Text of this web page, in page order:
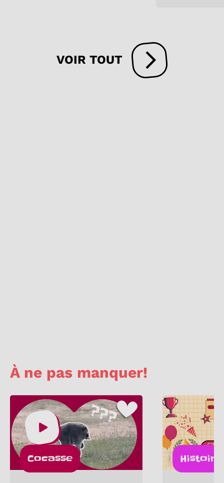
VOIR TOUT
À ne pas manquer!
Cocasse Histoire